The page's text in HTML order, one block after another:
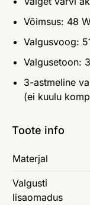
Võimsus: 48
Valgusvoog:
Valgusetoon:
3-astmeline
(ei kuulu
Toote info
Materjal
Valgusti
lisaomadus